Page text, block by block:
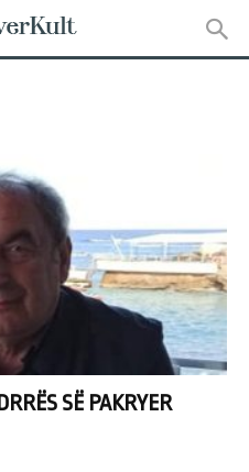
SË PAKRYER